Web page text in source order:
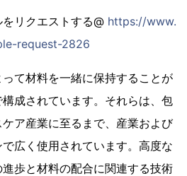
リクエストする@ https://www.
request-2826
て材料を一緒に保持することが
成されています。それらは、包
ア産業に至るまで、産業および
広く使用されています。高度な
歩と材料の配合に関連する技術